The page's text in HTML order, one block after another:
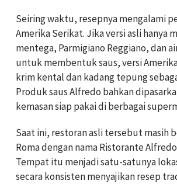
Seiring waktu, resepnya mengalami
Amerika Serikat. Jika versi asli hanya
mentega, Parmigiano Reggiano, dan
untuk membentuk saus, versi
krim kental dan kadang tepung
Produk saus Alfredo bahkan
kemasan siap pakai di berbagai
Saat ini, restoran asli tersebut masih
Roma dengan nama Ristorante
Tempat itu menjadi satu-satunya
secara konsisten menyajikan resep